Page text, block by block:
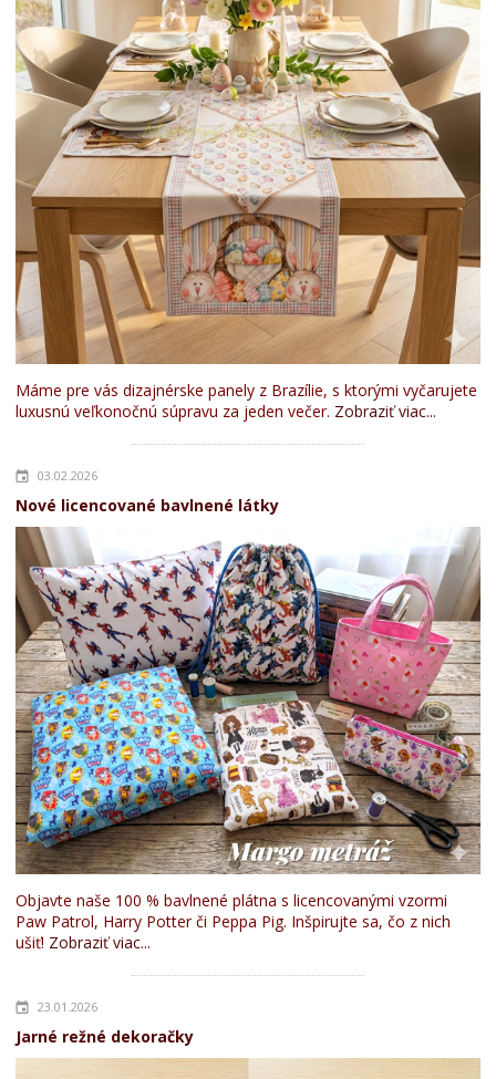
Máme pre vás dizajnérske panely z Brazílie, s ktorými vyčarujete
luxusnú veľkonočnú súpravu za jeden večer. Zobraziť viac...
03.02.2026
Nové licencované bavlnené látky
Objavte naše 100 % bavlnené plátna s licencovanými vzormi
Paw Patrol, Harry Potter či Peppa Pig. Inšpirujte sa, čo z nich
ušiť! Zobraziť viac...
23.01.2026
Jarné režné dekoračky